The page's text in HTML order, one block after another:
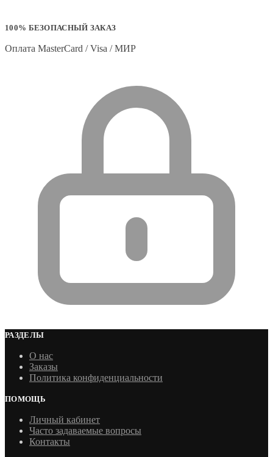
100% БЕЗОПАСНЫЙ ЗАКАЗ
Оплата MasterCard / Visa / МИР
РАЗДЕЛЫ
О нас
Заказы
Политика конфиденциальности
ПОМОЩЬ
Личный кабинет
Часто задаваемые вопросы
Контакты